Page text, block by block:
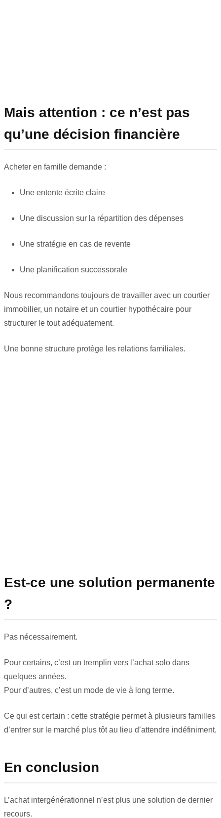
Mais attention : ce n’est pas
qu’une décision financière
Acheter en famille demande :
Une entente écrite claire
Une discussion sur la répartition des dépenses
Une stratégie en cas de revente
Une planification successorale
Nous recommandons toujours de travailler avec un courtier
immobilier, un notaire et un courtier hypothécaire pour
structurer le tout adéquatement.
Une bonne structure protège les relations familiales.
Est-ce une solution permanente
?
Pas nécessairement.
Pour certains, c’est un tremplin vers l’achat solo dans
quelques années.
Pour d’autres, c’est un mode de vie à long terme.
Ce qui est certain : cette stratégie permet à plusieurs familles
d’entrer sur le marché plus tôt au lieu d’attendre indéfiniment.
En conclusion
L’achat intergénérationnel n’est plus une solution de dernier
recours.